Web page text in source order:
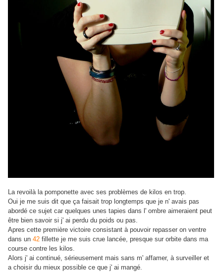
La revoilà la pomponette avec ses problèmes de kilos en trop.
Oui je me suis dit que ça faisait trop longtemps que je n' avais pas
abordé ce sujet car quelques unes tapies dans l' ombre aimeraient peut
être bien savoir si j' ai perdu du poids ou pas.
Apres cette première victoire consistant à pouvoir repasser on ventre
dans un 42 fillette je me suis crue lancée, presque sur orbite dans ma
course contre les kilos.
Alors j' ai continué, sérieusement mais sans m' affamer, à surveiller et
a choisir du mieux possible ce que j' ai mangé.